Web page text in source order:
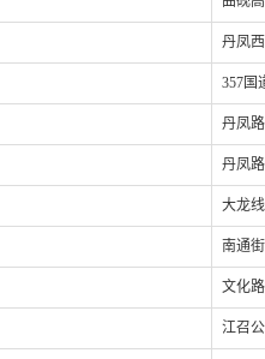
丹凤
357国
丹凤
丹凤
大龙
南通
文化
江召